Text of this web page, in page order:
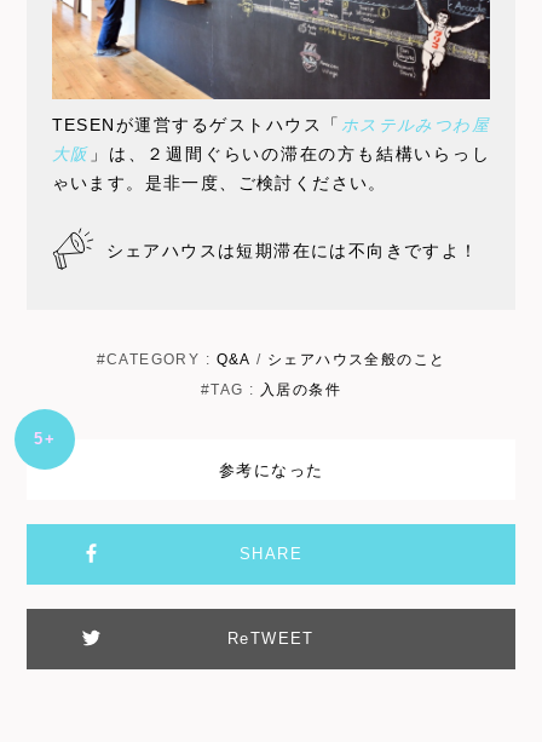
TESENが運営するゲストハウス「 ホステルみつわ屋
大阪 」は、２週間ぐらいの滞在の方も結構いらっし
ゃいます。是非一度、ご検討ください。
シェアハウスは短期滞在には不向きですよ！
#CATEGORY : Q&A / シェアハウス全般のこと
#TAG : 入居の条件
参考になった
+5
SHARE
ReTWEET